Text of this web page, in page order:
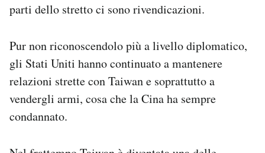
parti dello stretto ci sono rivendicazioni.
Pur non riconoscendolo più a livello diplomatico,
gli Stati Uniti hanno continuato a mantenere
relazioni strette con Taiwan e soprattutto a
vendergli armi, cosa che la Cina ha sempre
condannato.